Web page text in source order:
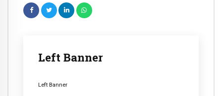
Left Banner
Left Banner